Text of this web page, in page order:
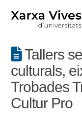
Tallers
culturals,
Trobades
Cultur Pro